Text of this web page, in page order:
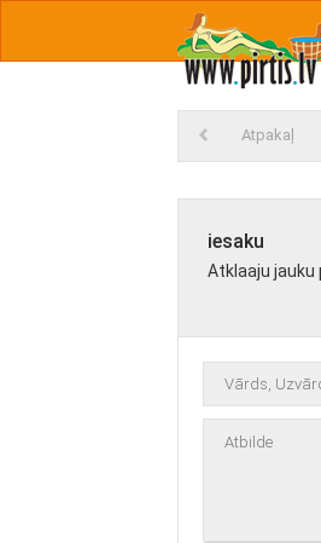
Atpakaļ
iesaku
Atklaaju jauku